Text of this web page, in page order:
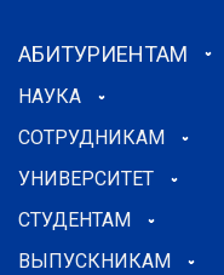
АБИТУРИЕНТАМ
НАУКА
СОТРУДНИКАМ
УНИВЕРСИТЕТ
СТУДЕНТАМ
ВЫПУСКНИКАМ